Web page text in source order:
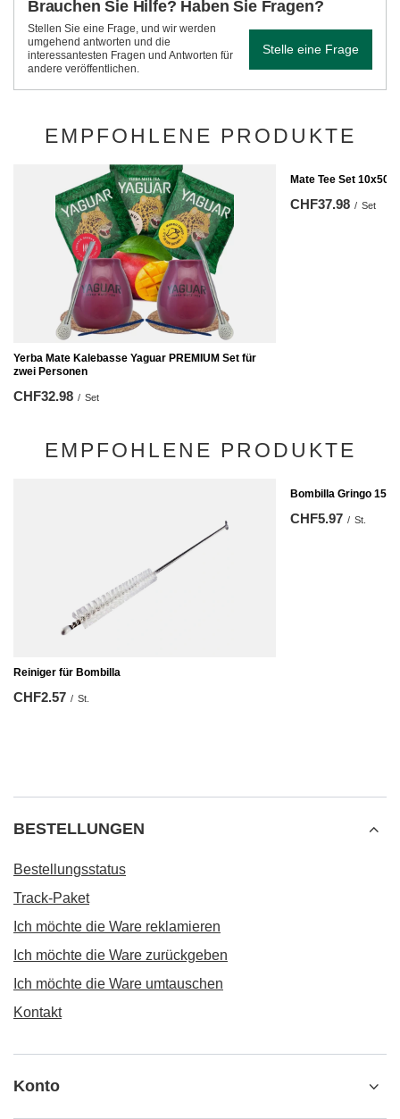
Brauchen Sie Hilfe? Haben Sie Fragen?
Stellen Sie eine Frage, und wir werden
umgehend antworten und die
interessantesten Fragen und Antworten für
andere veröffentlichen.
Stelle eine Frage
EMPFOHLENE PRODUKTE
Yerba Mate Kalebasse Yaguar PREMIUM Set für
zwei Personen
CHF32.98 / Set
Mate Tee Set
CHF37.98 / Set
EMPFOHLENE PRODUKTE
Reiniger für Bombilla
CHF2.57 / St.
Bombilla Gringo 15,5
CHF5.97 / St.
BESTELLUNGEN
Bestellungsstatus
Track-Paket
Ich möchte die Ware reklamieren
Ich möchte die Ware zurückgeben
Ich möchte die Ware umtauschen
Kontakt
Konto